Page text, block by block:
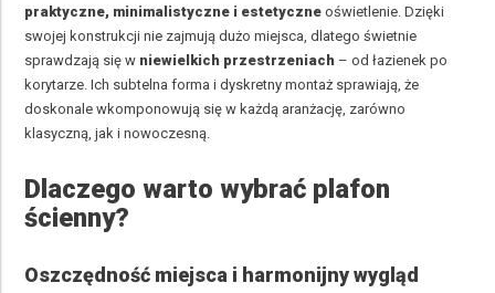
praktyczne, minimalistyczne i estetyczneoświetlenie. Dzięki
swojej konstrukcji nie zajmują dużo miejsca, dlatego świetnie
sprawdzają się w niewielkich przestrzeniach – od łazienek po
korytarze. Ich subtelna forma i dyskretny montaż sprawiają, że
doskonale wkomponowują się w każdą aranżację, zarówno
klasyczną, jak i nowoczesną.
Dlaczego warto wybrać plafon
ścienny?
Oszczędność miejsca i harmonijny wygląd